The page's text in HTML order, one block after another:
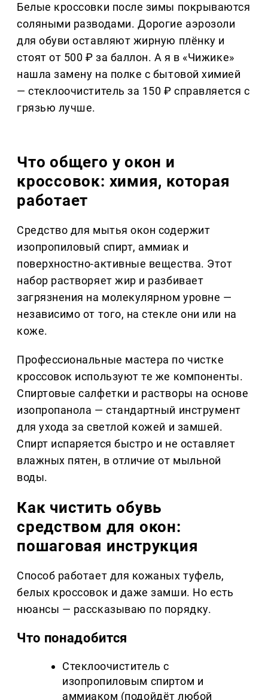
Белые кроссовки после зимы покрываются
соляными разводами. Дорогие аэрозоли
для обуви оставляют жирную плёнку и
стоят от 500 ₽ за баллон. А я в «Чижике»
нашла замену на полке с бытовой химией
— стеклоочиститель за 150 ₽ справляется с
грязью лучше.
Что общего у окон и
кроссовок: химия, которая
работает
Средство для мытья окон содержит
изопропиловый спирт, аммиак и
поверхностно-активные вещества. Этот
набор растворяет жир и разбивает
загрязнения на молекулярном уровне —
независимо от того, на стекле они или на
коже.
Профессиональные мастера по чистке
кроссовок используют те же компоненты.
Спиртовые салфетки и растворы на основе
изопропанола — стандартный инструмент
для ухода за светлой кожей и замшей.
Спирт испаряется быстро и не оставляет
влажных пятен, в отличие от мыльной
воды.
Как чистить обувь
средством для окон:
пошаговая инструкция
Способ работает для кожаных туфель,
белых кроссовок и даже замши. Но есть
нюансы — рассказываю по порядку.
Что понадобится
Стеклоочиститель с
изопропиловым спиртом и
аммиаком (подойдёт любой